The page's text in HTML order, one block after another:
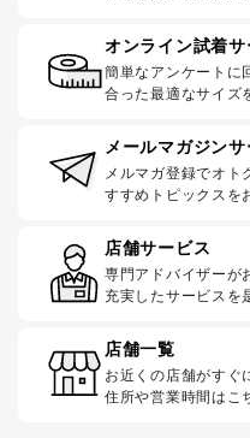
オンライン試着
簡単なアンケートに
合った最適なサイズ
メールマガジンサ
メルマガ登録でオト
すすめトピックスを
店舗サービス
専門アドバイザーが
充実したサービスを
店舗一覧
お近くの店舗がすぐ
住所や営業時間はこ